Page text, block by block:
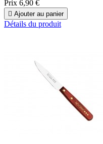
Prix 6,90 €
 Ajouter au panier
Détails du produit